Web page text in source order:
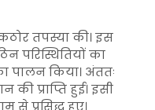
तपस्या की। इस
परिस्थितियों का
किया। अंततः
की प्राप्ति हुई। इसी
से प्रसिद्ध हुए।